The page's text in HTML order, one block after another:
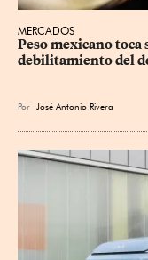
MERCADOS
Peso mexicano
debilitamiento del
Por José Antonio Rivera